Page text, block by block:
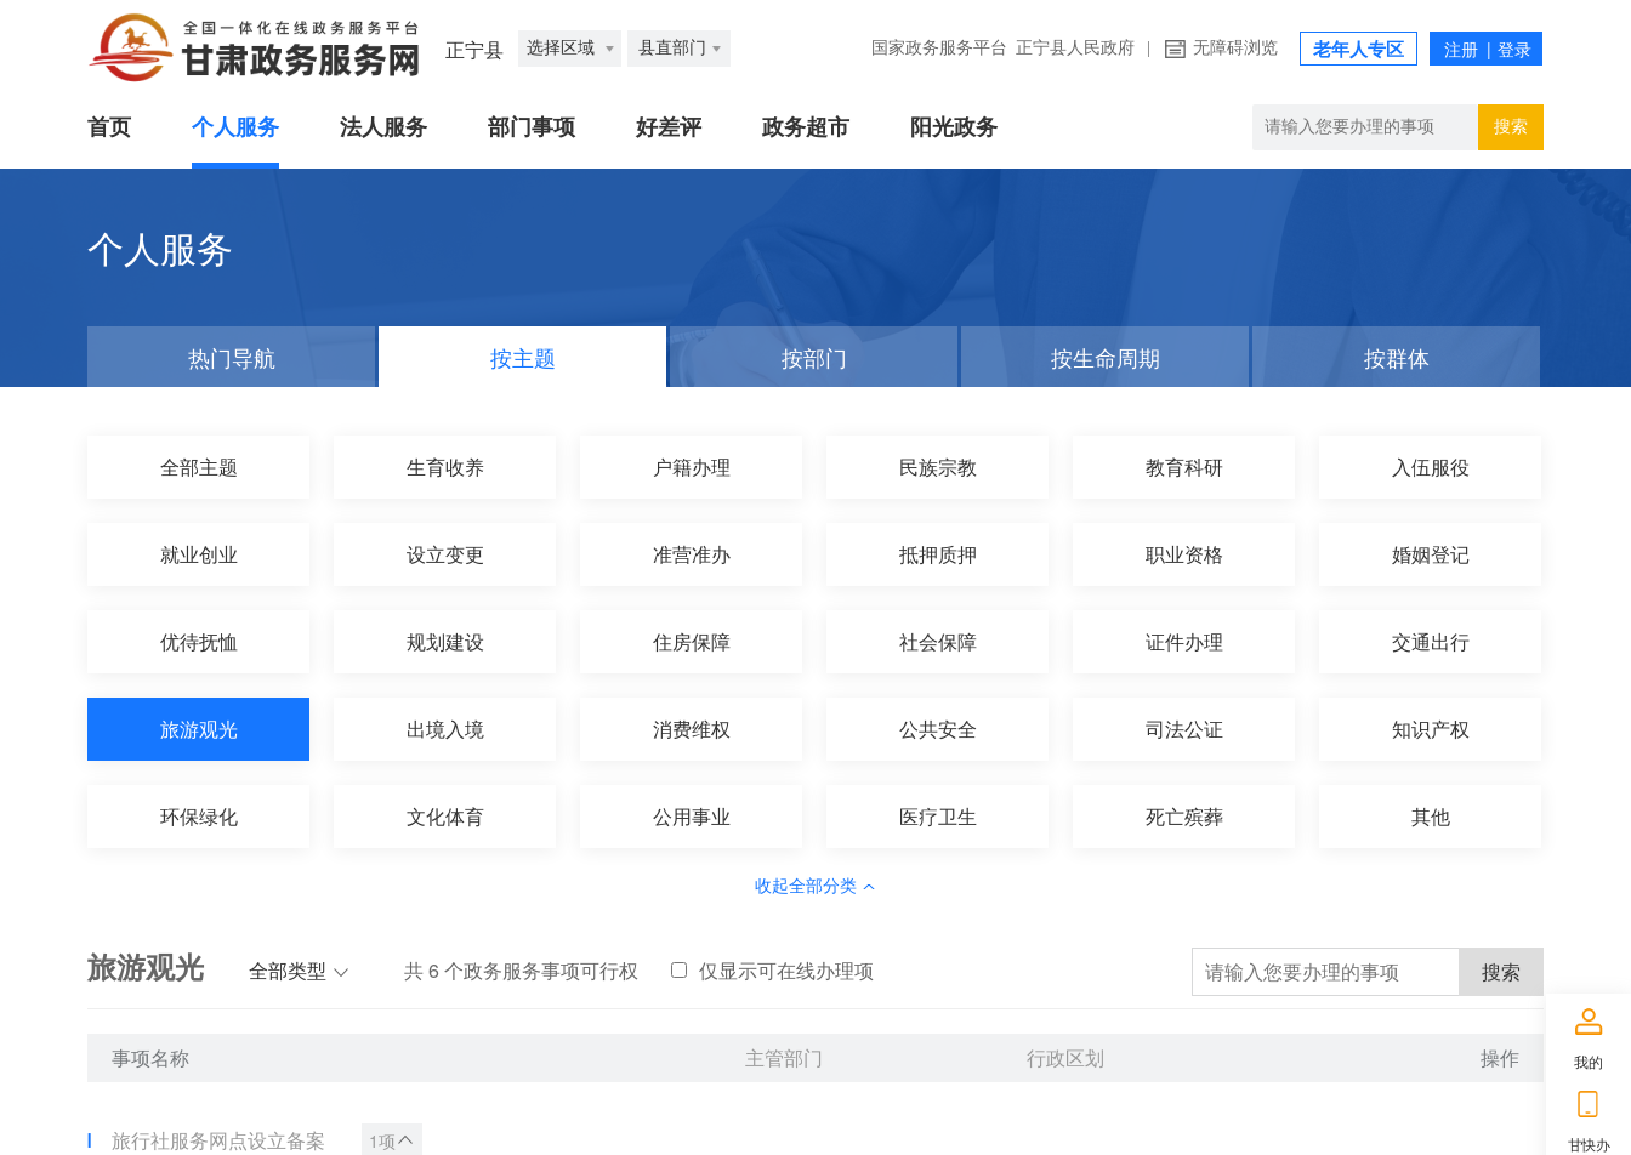
正宁县 选择区域 县直部门 国家政务服务平台 正宁县人民政府 无障碍浏览 老年人专区
首页 个人服务 法人服务 部门事项 好差评 政务超市 阳光政务 搜索
个人服务
热门导航 按主题 按部门 按生命周期 按群体
全部主题 生育收养 户籍办理 民族宗教 教育科研 入伍服役
就业创业 设立变更 准营准办 抵押质押 职业资格 婚姻登记
优待抚恤 规划建设 住房保障 社会保障 证件办理 交通出行
旅游观光 出境入境 消费维权 公共安全 司法公证 知识产权
环保绿化 文化体育 公用事业 医疗卫生 死亡殡葬 其他
收起全部分类
旅游观光 全部类型 共6个政务服务事项可行权 仅显示可在线办理项 搜索
事项名称 主管部门 行政区划 操作
旅行社服务网点设立备案 1项
我的
甘快办